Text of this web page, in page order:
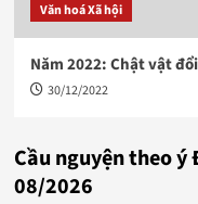
Văn hoá Xã hội
Năm 2022: Chật vật
30/12/2022
Cầu nguyện theo ý
08/2026